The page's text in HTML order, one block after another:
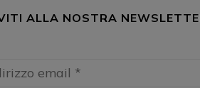
ALLA NOSTRA